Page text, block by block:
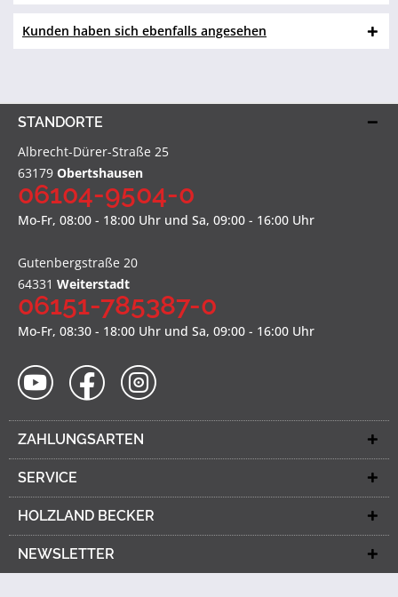
Kunden haben sich ebenfalls angesehen
STANDORTE
Albrecht-Dürer-Straße 25
63179 Obertshausen
06104-9504-0
Mo-Fr, 08:00 - 18:00 Uhr und Sa, 09:00 - 16:00 Uhr
Gutenbergstraße 20
64331 Weiterstadt
06151-785387-0
Mo-Fr, 08:30 - 18:00 Uhr und Sa, 09:00 - 16:00 Uhr
ZAHLUNGSARTEN
SERVICE
HOLZLAND BECKER
NEWSLETTER